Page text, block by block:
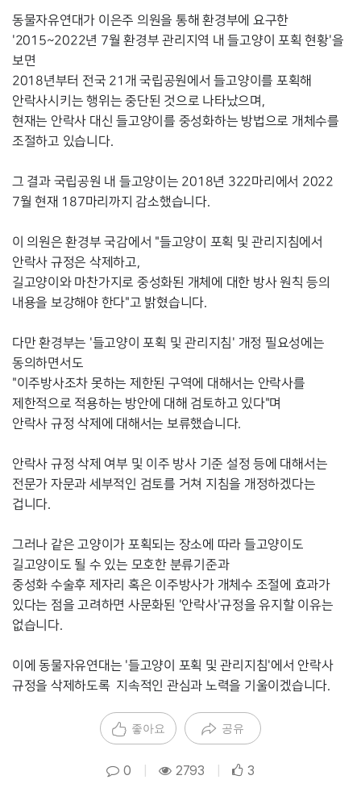
동물자유연대가 이은주 의원을 통해 환경부에 요구한
'2015~2022년 7월 환경부 관리지역 내 들고양이 포획 현황'을
보면
2018년부터 전국 21개 국립공원에서 들고양이를 포획해
안락사시키는 행위는 중단된 것으로 나타났으며,
현재는 안락사 대신 들고양이를 중성화하는 방법으로 개체수를
조절하고 있습니다.
그 결과 국립공원 내 들고양이는 2018년 322마리에서 2022
7월 현재 187마리까지 감소했습니다.
이 의원은 환경부 국감에서 "들고양이 포획 및 관리지침에서
안락사 규정은 삭제하고,
길고양이와 마찬가지로 중성화된 개체에 대한 방사 원칙 등의
내용을 보강해야 한다"고 밝혔습니다.
다만 환경부는 '들고양이 포획 및 관리지침' 개정 필요성에는
동의하면서도
"이주방사조차 못하는 제한된 구역에 대해서는 안락사를
제한적으로 적용하는 방안에 대해 검토하고 있다"며
안락사 규정 삭제에 대해서는 보류했습니다.
안락사 규정 삭제 여부 및 이주 방사 기준 설정 등에 대해서는
전문가 자문과 세부적인 검토를 거쳐 지침을 개정하겠다는
겁니다.
그러나 같은 고양이가 포획되는 장소에 따라 들고양이도
길고양이도 될 수 있는 모호한 분류기준과
중성화 수술후 제자리 혹은 이주방사가 개체수 조절에 효과가
있다는 점을 고려하면 사문화된 '안락사'규정을 유지할 이유는
없습니다.
이에 동물자유연대는 '들고양이 포획 및 관리지침'에서 안락사
규정을 삭제하도록 지속적인 관심과 노력을 기울이겠습니다.
좋아요 공유
0 2793 3